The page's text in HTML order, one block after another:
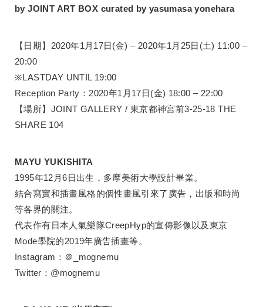
by JOINT ART BOX curated by yasumasa yonehara
【日期】2020年1月17日(金) – 2020年1月25日(土) 11:00 –
20:00
※LASTDAY UNTIL 19:00
Reception Party：2020年1月17日(金) 18:00 – 22:00
【場所】JOINT GALLERY / 東京都神宮前3-25-18 THE
SHARE 104
MAYU YUKISHITA
1995年12月6日出生，多摩美術大學設計畢業。
結合寫實和插畫風格的個性畫風引來了廣告，出版和時尚
等各界的關注。
代表作有日本人氣樂隊CreepHyp的宣傳影像以及東京
Mode學院的2019年廣告插畫等。
Instagram：＠_mognemu
Twitter：@mognemu